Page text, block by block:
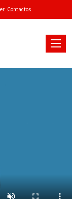
Contactos
Toggle